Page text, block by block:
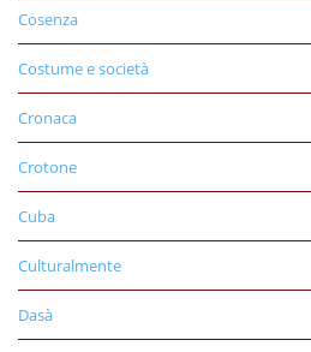
Cosenza
Costume e società
Cronaca
Crotone
Cuba
Culturalmente
Dasà